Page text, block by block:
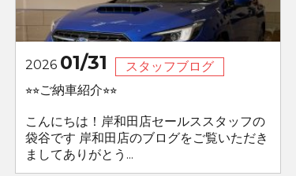
2026 01/31
スタッフブログ
⭐︎⭐︎ご納車紹介⭐︎⭐︎
こんにちは！岸和田店セールススタッフの
袋谷です 岸和田店のブログをご覧いただき
ましてありがとう...